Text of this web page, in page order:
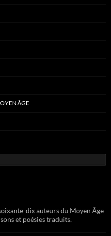
ÂGE
dix auteurs du Moyen Âge
et poésies traduits.